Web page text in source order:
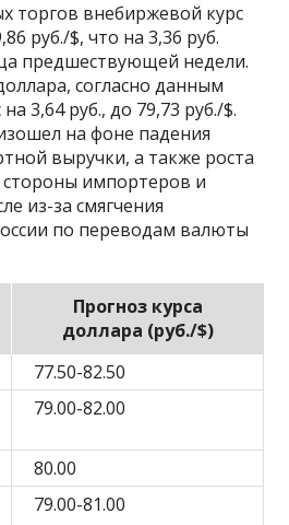
торгов внебиржевой курс
руб./$, что на 3,36 руб.
предшествующей недели.
согласно данным
3,64 руб., до 79,73 руб./$.
на фоне падения
выручки, а также роста
стороны импортеров и
из-за смягчения
по переводам валюты
Прогноз курса
доллара (руб./$)
77.50-82.50
79.00-82.00
80.00
79.00-81.00